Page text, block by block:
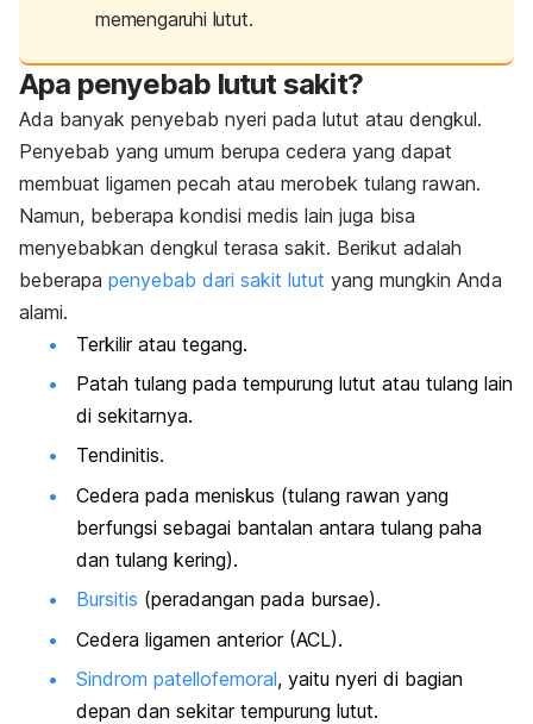
memengaruhi lutut.
Apa penyebab lutut sakit?
Ada banyak penyebab nyeri pada lutut atau dengkul.
Penyebab yang umum berupa cedera yang dapat
membuat ligamen pecah atau merobek tulang rawan.
Namun, beberapa kondisi medis lain juga bisa
menyebabkan dengkul terasa sakit. Berikut adalah
beberapa penyebab dari sakit lutut yang mungkin Anda
alami.
Terkilir atau tegang.
Patah tulang pada tempurung lutut atau tulang lain
di sekitarnya.
Tendinitis.
Cedera pada meniskus (tulang rawan yang
berfungsi sebagai bantalan antara tulang paha
dan tulang kering).
Bursitis (peradangan pada bursae).
Cedera ligamen anterior (ACL).
Sindrom patellofemoral, yaitu nyeri di bagian
depan dan sekitar tempurung lutut.